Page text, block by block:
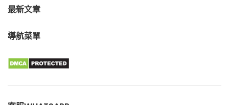
最新文章
導航菜單